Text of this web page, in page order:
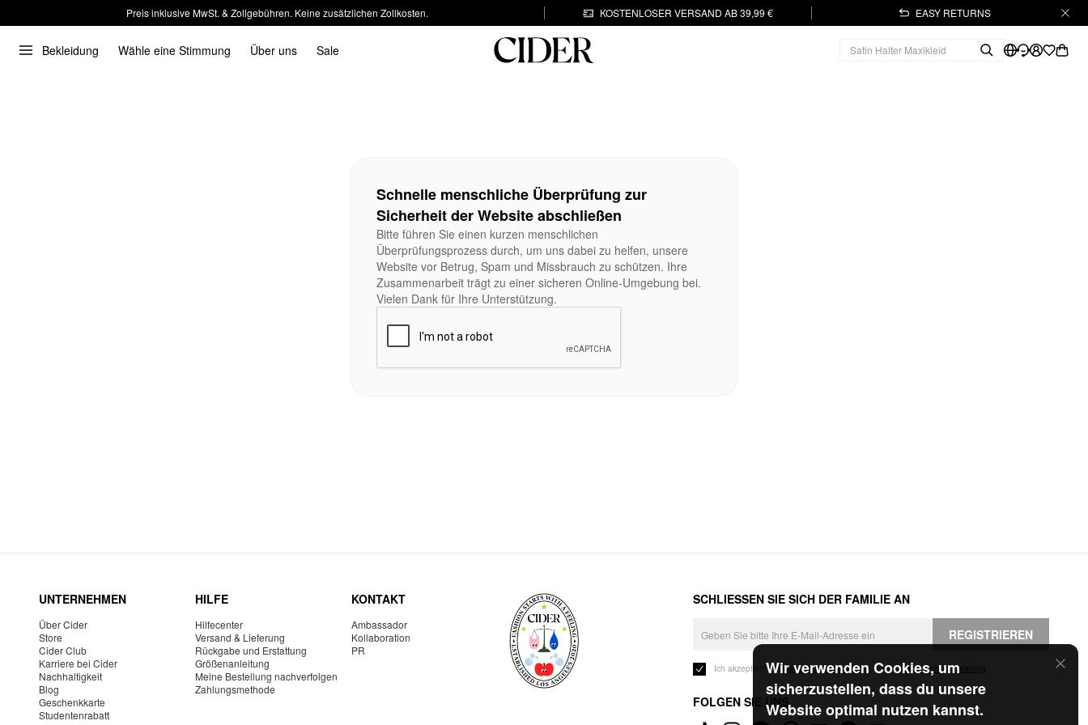
Preis inklusive MwSt. & Zollgebühren. Keine zusätzlichen Zollkosten. KOSTENLOSER VERSAND AB 39,99 € EASY RETURNS
Bekleidung Wähle eine Stimmung Über uns Sale
Wir verwenden Cookies, um
sicherzustellen, dass du unsere
Website optimal nutzen kannst.
Schnelle menschliche Überprüfung zur
Sicherheit der Website abschließen
Bitte führen Sie einen kurzen menschlichen
Überprüfungsprozess durch, um uns dabei zu helfen, unsere
Website vor Betrug, Spam und Missbrauch zu schützen. Ihre
Zusammenarbeit trägt zu einer sicheren Online-Umgebung bei.
Vielen Dank für Ihre Unterstützung.
UNTERNEHMEN
Über Cider
Store
Cider Club
Karriere bei Cider
Nachhaltigkeit
Blog
Geschenkkarte
Studentenrabatt
HILFE
Hilfecenter
Versand & Lieferung
Rückgabe und Erstattung
Größenanleitung
Meine Bestellung nachverfolgen
Zahlungsmethode
KONTAKT
Ambassador
Kollaboration
PR
SCHLIESSEN SIE SICH DER FAMILIE AN
REGISTRIEREN
Ich akzeptiere dieGeschäftsbedingungen und die Datenschutzerklärung
FOLGEN SIE UNS